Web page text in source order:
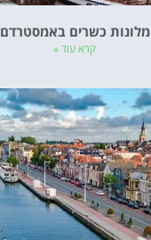
מלונות כשרים באמסטרדם
קרא עוד »